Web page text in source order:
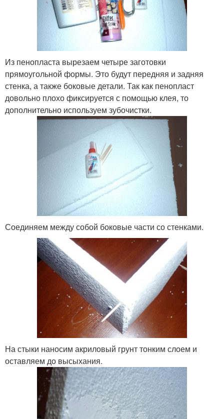
Из пенопласта вырезаем четыре заготовки
прямоугольной формы. Это будут передняя и задняя
стенка, а также боковые детали. Так как пенопласт
довольно плохо фиксируется с помощью клея, то
дополнительно используем зубочистки.
Соединяем между собой боковые части со стенками.
На стыки наносим акриловый грунт тонким слоем и
оставляем до высыхания.